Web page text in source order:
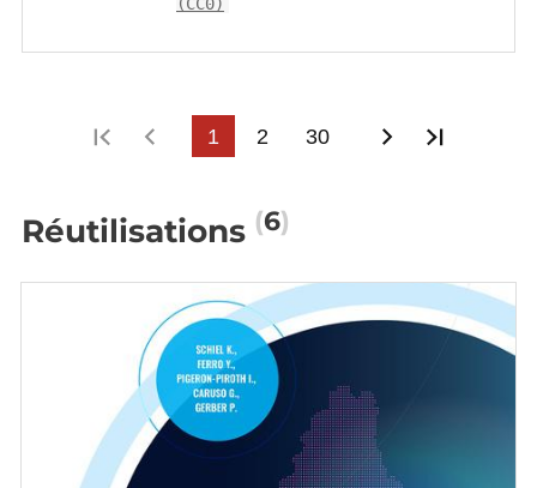
(CC0)
Première page
Page précédente
1 2 30 Page
Réutilisations 6